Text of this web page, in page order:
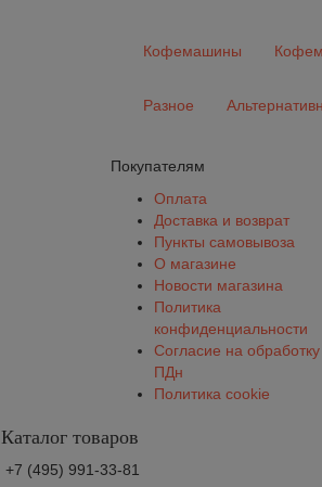
Кофемашины
Разное
Покупателям
Оплата
Доставка и возврат
Пункты самовывоза
О магазине
Новости магазина
Политика
конфиденциальности
Согласие на обработку
ПДн
Политика cookie
Каталог товаров
+7 (495) 991-33-81